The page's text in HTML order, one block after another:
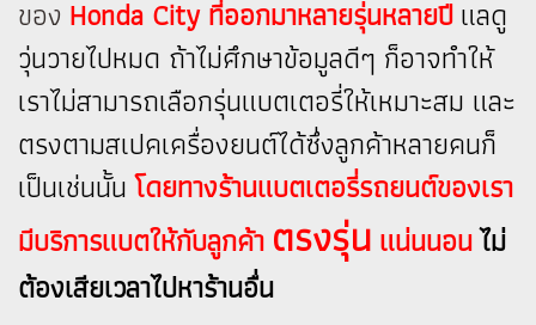
ของ Honda City ที่ออกมาหลายรุ่นหลายปีแลดู
วุ่นวายไปหมด ถ้าไม่ศึกษาข้อมูลดีๆ ก็อาจทำให้
เราไม่สามารถเลือกรุ่นแบตเตอรี่ให้เหมาะสม และ
ตรงตามสเปคเครื่องยนต์ได้ซึ่งลูกค้าหลายคนก็
เป็นเช่นนั้นโดยทางร้านแบตเตอรี่รถยนต์ของเรา
มีบริการแบตให้กับลูกค้า ตรงรุ่น แน่นนอนไม่
ต้องเสียเวลาไปหาร้านอื่น